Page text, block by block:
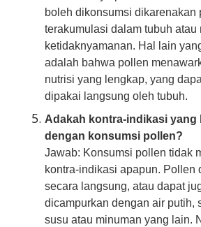
boleh dikonsumsi dikarenakan
terakumulasi dalam tubuh atau
ketidaknyamanan. Hal lain
adalah bahwa pollen
nutrisi yang lengkap, yang
dipakai langsung oleh tubuh.
Adakah kontra-indikasi yang
dengan konsumsi pollen?
Jawab: Konsumsi pollen tidak
kontra-indikasi apapun. Pollen
secara langsung, atau dapat
dicampurkan dengan air putih,
susu atau minuman yang lain.